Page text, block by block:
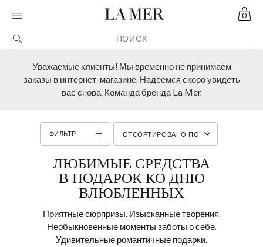
MOBILE MENU TOGGLE CART
0
CRÈME DE LA MER
Уважаемые клиенты! Мы временно не принимаем
заказы в интернет-магазине. Надеемся скоро увидеть
вас снова. Команда бренда La Mer.
ФИЛЬТР
ЛЮБИМЫЕ СРЕДСТВА
В ПОДАРОК КО ДНЮ
ВЛЮБЛЕННЫХ
Приятные сюрпризы. Изысканные творения.
Необыкновенные моменты заботы о себе.
Удивительные романтичные подарки.